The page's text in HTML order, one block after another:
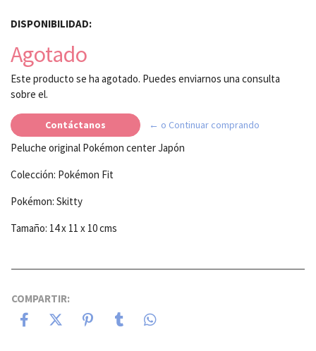
DISPONIBILIDAD:
Agotado
Este producto se ha agotado. Puedes enviarnos una consulta
sobre el.
Contáctanos ← o Continuar comprando
Peluche original Pokémon center Japón
Colección: Pokémon Fit
Pokémon: Skitty
Tamaño: 14 x 11 x 10 cms
COMPARTIR: